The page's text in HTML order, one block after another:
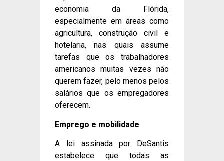
economia da Flórida,
especialmente em áreas como
agricultura, construção civil e
hotelaria, nas quais assume
tarefas que os trabalhadores
americanos muitas vezes não
querem fazer, pelo menos pelos
salários que os empregadores
oferecem.
Emprego e mobilidade
A lei assinada por DeSantis
estabelece que todas as